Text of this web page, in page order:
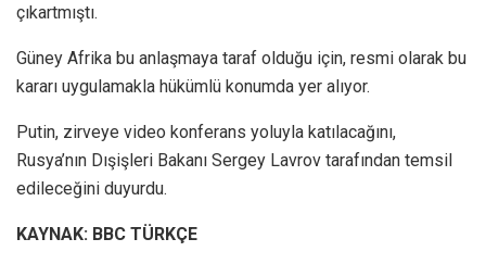
çıkartmıştı.
Güney Afrika bu anlaşmaya taraf olduğu için, resmi olarak bu
kararı uygulamakla hükümlü konumda yer alıyor.
Putin, zirveye video konferans yoluyla katılacağını,
Rusya’nın Dışişleri Bakanı Sergey Lavrov tarafından temsil
edileceğini duyurdu.
KAYNAK: BBC TÜRKÇE